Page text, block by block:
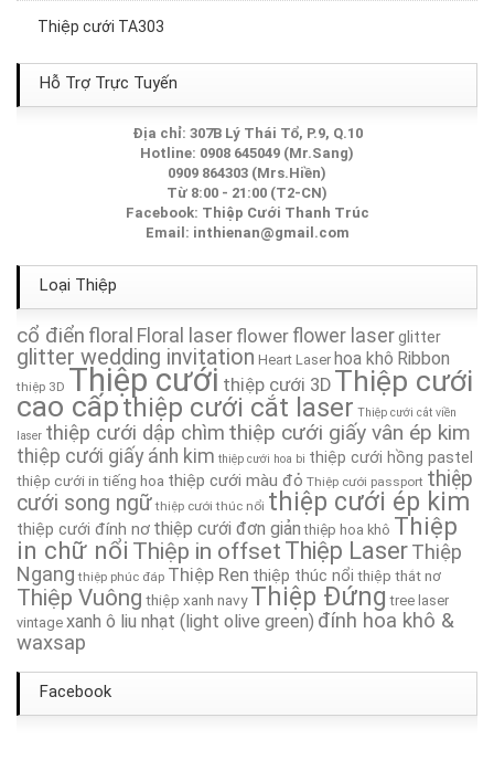
Thiệp Cưới TA162
Thiệp Cưới TA225A
Thiệp Cưới TA002
Thiệp Cưới TA054
Thiệp Cưới TA_290_Dập nổi kết hợp ép kim
Thiệp Cưới TA281
Thiệp Cưới TA259A
Thiệp Cưới TA120
Hỗ Trợ Trực Tuyến
Địa chỉ: 307B Lý Thái Tổ, P.9, Q.10
Hotline: 0908 645049 (Mr.Sang)
0909 864303 (Mrs.Hiền)
Từ 8:00 - 21:00 (T2-CN)
Facebook: Thiệp Cưới Thanh Trúc
Email: inthienan@gmail.com
Loại Thiệp
cổ điển floral Floral laser flower flower laserglitter
glitter wedding invitation Heart Laser hoa khô Ribbon
thiệp 3D Thiệp cưới thiệp cưới 3D Thiệp cưới
cao cấpthiệp cưới cắt laser Thiệp cưới cắt viền
laser thiệp cưới dập chìm thiệp cưới giấy vân ép kim
thiệp cưới giấy ánh kim thiệp cưới hoa bi thiệp cưới hồng pastel
thiệp cưới in tiếng hoa thiệp cưới màu đỏ Thiệp cưới passport thiệp
cưới song ngữ thiệp cưới thúc nổi thiệp cưới ép kim
thiệp cưới đính nơ thiệp cưới đơn giản thiệp hoa khô Thiệp
in chữ nổi Thiệp in offset Thiệp LaserThiệp
Ngang thiệp phúc đáp Thiệp Ren thiệp thúc nổi thiệp thắt nơ
Thiệp Vuông thiệp xanh navy Thiệp Đứng tree laser
vintage xanh ô liu nhạt (light olive green) đính hoa khô &
waxsap
Facebook